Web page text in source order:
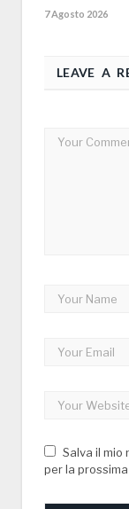
7 Agosto 2026
LEAVE A
Salva il mio
per la